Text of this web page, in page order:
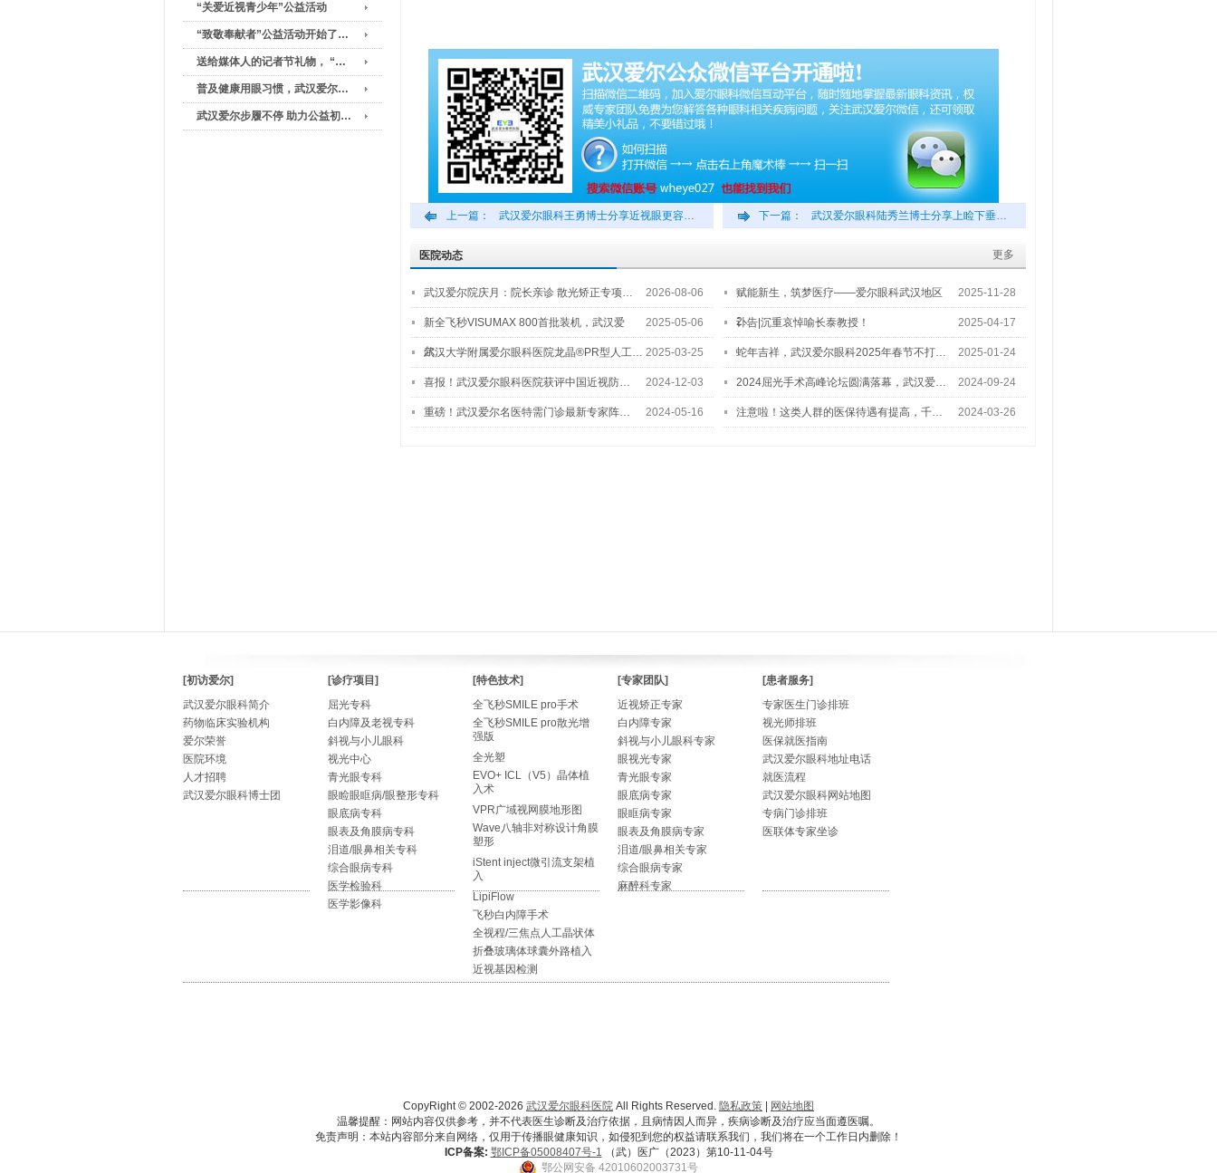
“关爱近视青少年”公益活动
“致敬奉献者”公益活动开始了…
送给媒体人的记者节礼物， “…
普及健康用眼习惯，武汉爱尔…
武汉爱尔步履不停 助力公益初…
上一篇： 武汉爱尔眼科王勇博士分享近视眼更容… 下一篇： 武汉爱尔眼科陆秀兰博士分享上睑下垂…
更多
医院动态
武汉爱尔院庆月：院长亲诊 散光矫正专项… 2026-08-06 赋能新生，筑梦医疗——爱尔眼科武汉地区
2…
2025-11-28
新全飞秒VISUMAX 800首批装机，武汉爱
尔…
2025-05-06 讣告|沉重哀悼喻长泰教授！ 2025-04-17
武汉大学附属爱尔眼科医院龙晶®PR型人工… 2025-03-25 蛇年吉祥，武汉爱尔眼科2025年春节不打… 2025-01-24
喜报！武汉爱尔眼科医院获评中国近视防… 2024-12-03 2024屈光手术高峰论坛圆满落幕，武汉爱… 2024-09-24
重磅！武汉爱尔名医特需门诊最新专家阵… 2024-05-16 注意啦！这类人群的医保待遇有提高，千… 2024-03-26
[初访爱尔]
武汉爱尔眼科简介
药物临床实验机构
爱尔荣誉
医院环境
人才招聘
武汉爱尔眼科博士团
[诊疗项目]
屈光专科
白内障及老视专科
斜视与小儿眼科
视光中心
青光眼专科
眼睑眼眶病/眼整形专科
眼底病专科
眼表及角膜病专科
泪道/眼鼻相关专科
综合眼病专科
医学检验科
医学影像科
[特色技术]
全飞秒SMILE pro手术
全飞秒SMILE pro散光增
强版
全光塑
EVO+ ICL（V5）晶体植
入术
VPR广域视网膜地形图
Wave八轴非对称设计角膜
塑形
iStent inject微引流支架植
入
LipiFlow
飞秒白内障手术
全视程/三焦点人工晶状体
折叠玻璃体球囊外路植入
近视基因检测
[专家团队]
近视矫正专家
白内障专家
斜视与小儿眼科专家
眼视光专家
青光眼专家
眼底病专家
眼眶病专家
眼表及角膜病专家
泪道/眼鼻相关专家
综合眼病专家
麻醉科专家
[患者服务]
专家医生门诊排班
视光师排班
医保就医指南
武汉爱尔眼科地址电话
就医流程
武汉爱尔眼科网站地图
专病门诊排班
医联体专家坐诊
CopyRight © 2002-2026 武汉爱尔眼科医院 All Rights Reserved. 隐私政策
网站地图
温馨提醒：网站内容仅供参考，并不代表医生诊断及治疗依据，且病情因人而异，疾病诊断及治疗应当面遵医嘱。
免责声明：本站内容部分来自网络，仅用于传播眼健康知识，如侵犯到您的权益请联系我们，我们将在一个工作日内删除！
ICP备案: 鄂ICP备05008407号-1 （武）医广（2023）第10-11-04号
鄂公网安备 42010602003731号